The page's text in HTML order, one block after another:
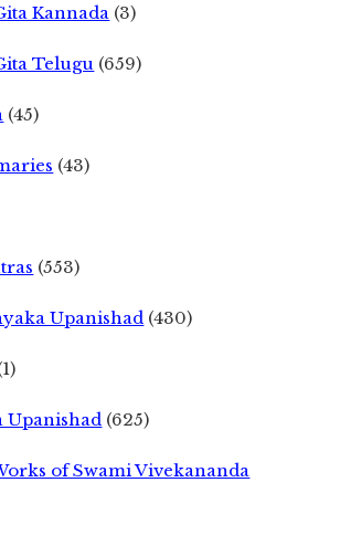
Kannada (3)
Telugu (659)
(45)
(43)
(553)
Upanishad (430)
Upanishad (625)
of Swami Vivekananda